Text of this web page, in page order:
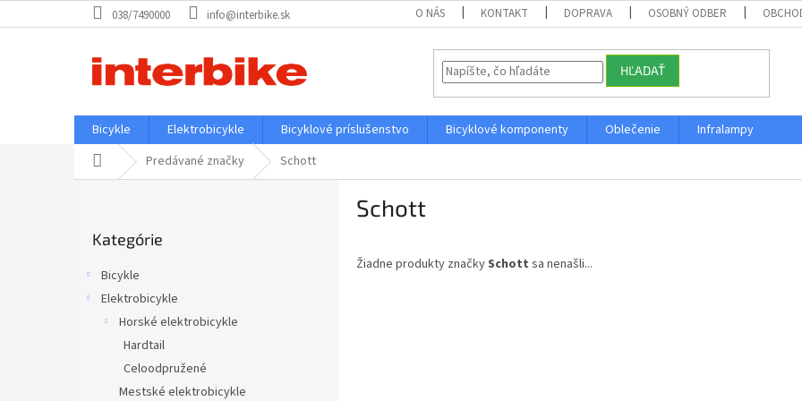
na
038/7490000 info@interbike.sk O NÁS KONTAKT DOPRAVA OSOBNÝ ODBER
HĽADAŤ
Bicykle Elektrobicykle Bicyklové príslušenstvo Bicyklové komponenty Oblečenie
Infralampy
DomovPredávané značky Schott
kategórie
Kategórie
Bicykle
Elektrobicykle
Horské elektrobicykle
Hardtail
Celoodpružené
Mestské elektrobicykle
Schott
Žiadne produkty značkySchott sa nenašli...